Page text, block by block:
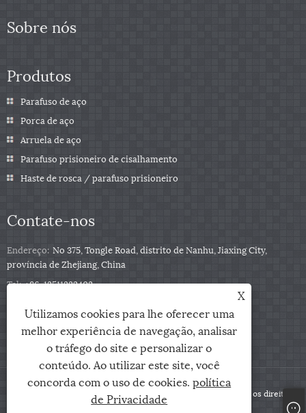
Sobre nós
Produtos
Parafuso de aço
Porca de aço
Arruela de aço
Parafuso prisioneiro de cisalhamento
Haste de rosca / parafuso prisioneiro
Contate-nos
Endereço: No 375, Tongle Road, distrito de Nanhu, Jiaxing City,
província de Zhejiang, China
Tel: +86-13511332403
sales@qbfastener.cn
Copyright © 2024 Jiaxing City Qunbang Hardware Co, Ltd. Todos os direitos
X
Utilizamos cookies para lhe oferecer uma
melhor experiência de navegação, analisar
o tráfego do site e personalizar o
conteúdo. Ao utilizar este site, você
concorda com o uso de cookies.política
de Privacidade